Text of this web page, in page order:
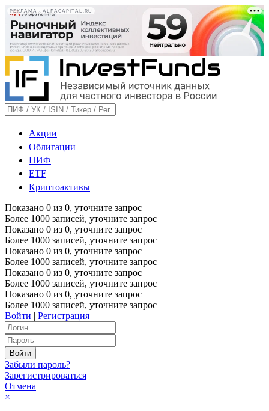
РЕКЛАМА • ALFACAPITAL.RU
Акции
Облигации
ПИФ
ETF
Криптоактивы
Показано 0 из 0, уточните запрос
Более 1000 записей, уточните запрос
Показано 0 из 0, уточните запрос
Более 1000 записей, уточните запрос
Показано 0 из 0, уточните запрос
Более 1000 записей, уточните запрос
Показано 0 из 0, уточните запрос
Более 1000 записей, уточните запрос
Показано 0 из 0, уточните запрос
Более 1000 записей, уточните запрос
Войти | Регистрация
Забыли пароль?
Зарегистрироваться
Отмена
×